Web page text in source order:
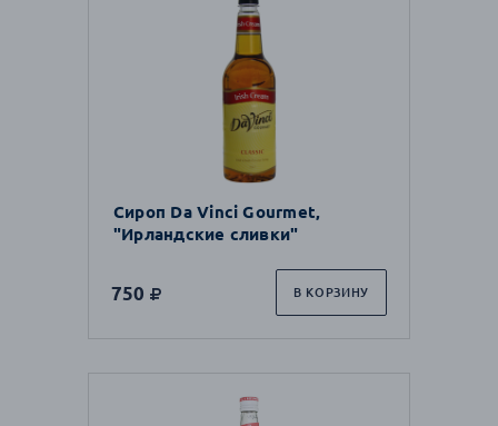
Сироп Da Vinci Gourmet,
"Ирландские сливки"
750 В КОРЗИНУ